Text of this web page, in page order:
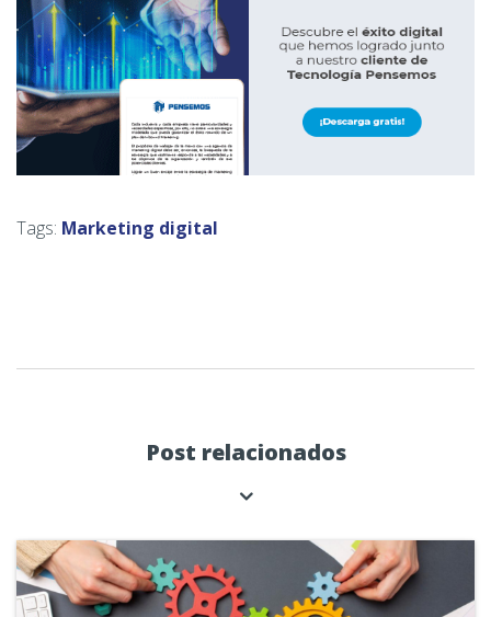
Tags: Marketing digital
Post relacionados